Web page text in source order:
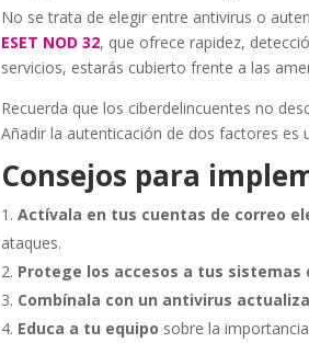
No se trata de elegir entre antivirus o
ESET NOD 32, que ofrece rapidez,
servicios, estarás cubierto frente a las
Recuerda que los ciberdelincuentes no
Añadir la autenticación de dos factores es
Consejos para
Actívala en tus cuentas de correo
ataques.
Protege los accesos a tus
Combínala con un antivirus
Educa a tu equipo sobre la